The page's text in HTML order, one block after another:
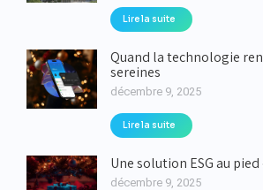
Lire la suite
Quand la technologie
sereines
décembre 9, 2025
Lire la suite
Une solution ESG au
décembre 9, 2025